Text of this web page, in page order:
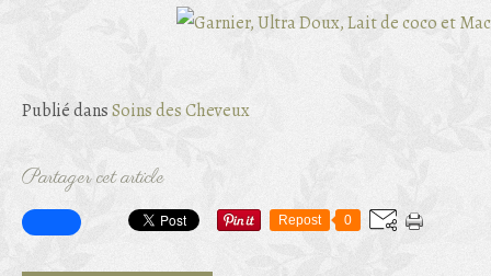
Publié dansSoins des Cheveux
Partager cet article
Repost 0